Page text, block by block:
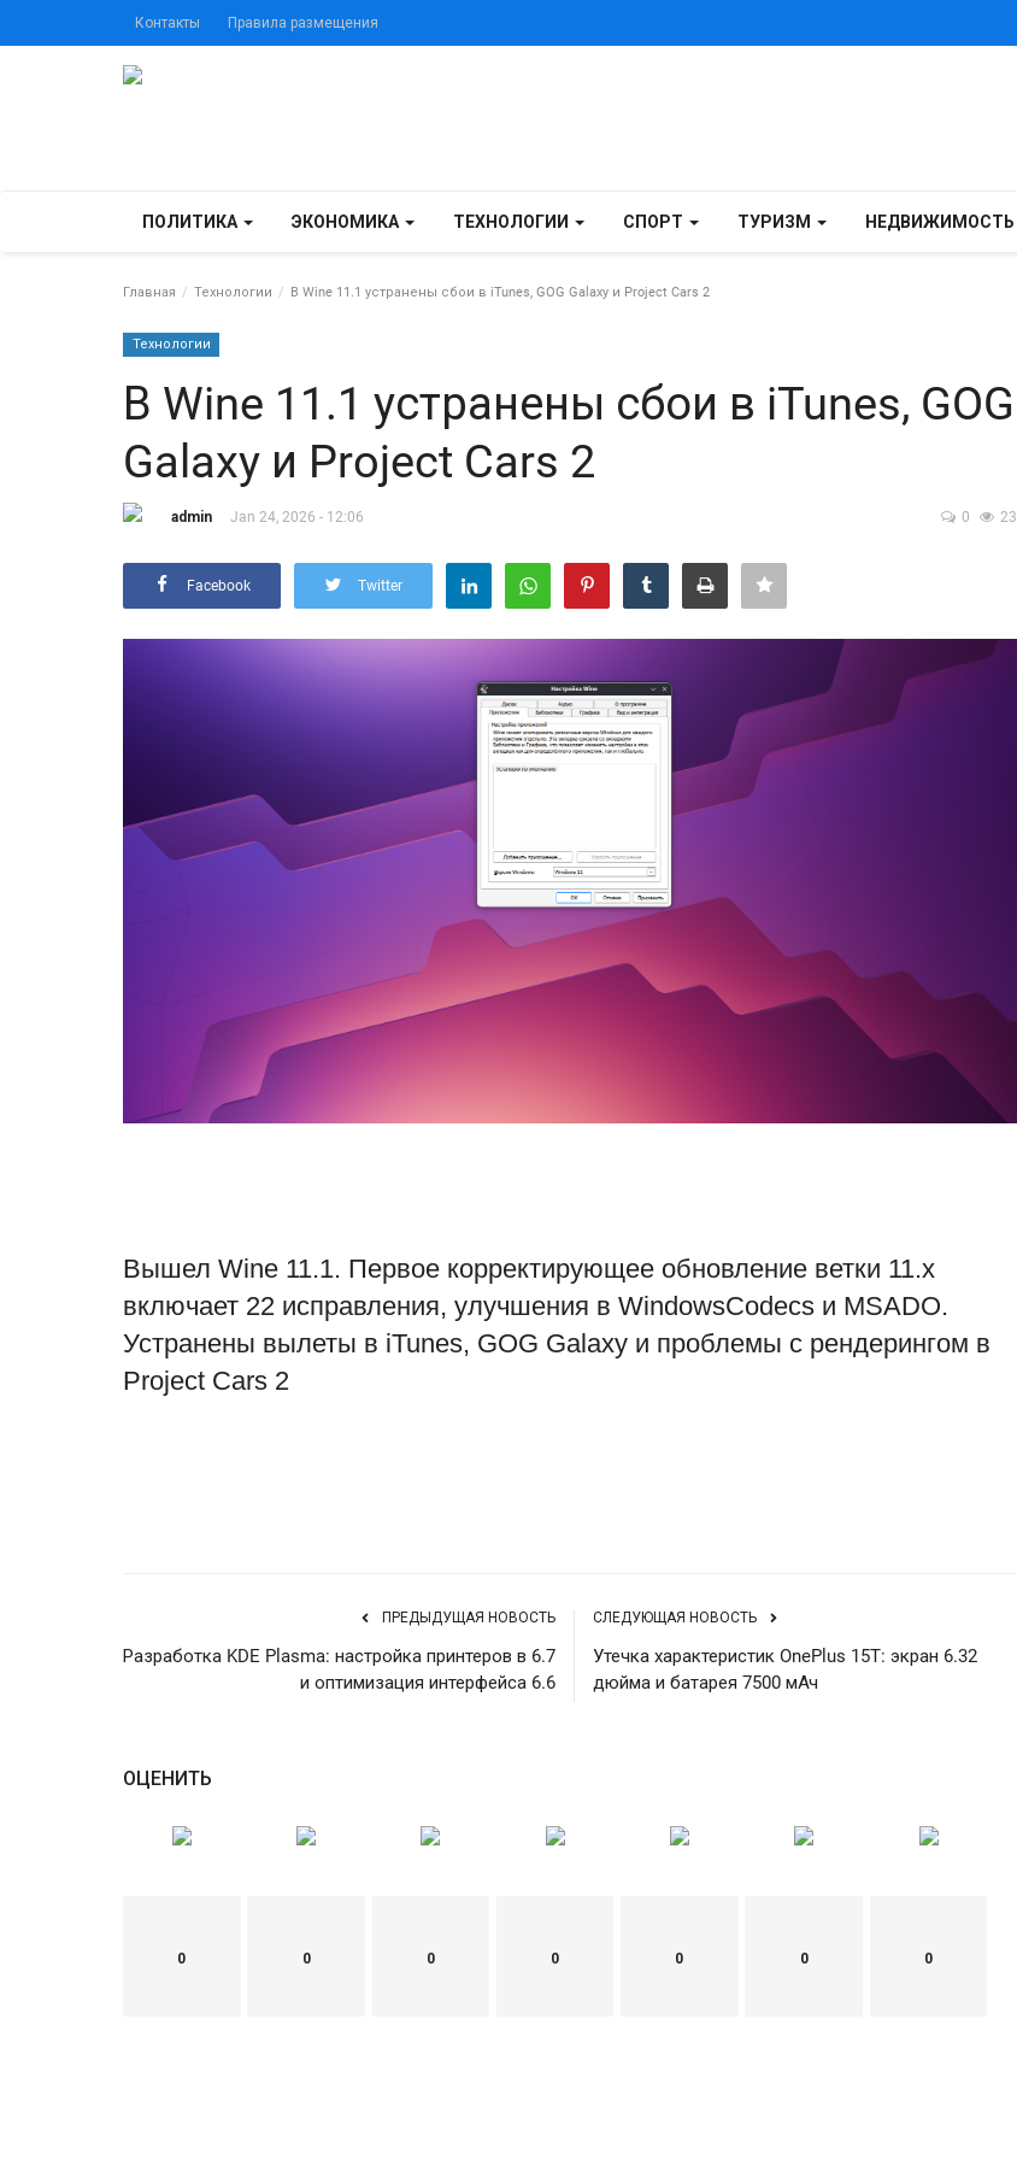
Контакты Правила размещения
ПОЛИТИКА ЭКОНОМИКА ТЕХНОЛОГИИ СПОРТ ТУРИЗМ НЕДВИЖИМОСТЬ
Главная Технологии В Wine 11.1 устранены сбои в iTunes, GOG Galaxy и Project Cars 2
Технологии
В Wine 11.1 устранены сбои в iTunes, GOG
Galaxy и Project Cars 2
admin Jan 24, 2026 - 12:06 0 23
Facebook Twitter
Вышел Wine 11.1. Первое корректирующее обновление ветки 11.x
включает 22 исправления, улучшения в WindowsCodecs и MSADO.
Устранены вылеты в iTunes, GOG Galaxy и проблемы с рендерингом в
Project Cars 2
ПРЕДЫДУЩАЯ НОВОСТЬ
Разработка KDE Plasma: настройка принтеров в 6.7
и оптимизация интерфейса 6.6
СЛЕДУЮЩАЯ НОВОСТЬ
Утечка характеристик OnePlus 15T: экран 6.32
дюйма и батарея 7500 мАч
ОЦЕНИТЬ
0 0 0 0 0 0 0